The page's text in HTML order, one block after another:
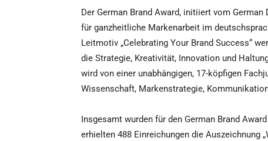
Der German Brand Award, initiiert vom
für ganzheitliche Markenarbeit im
Leitmotiv „Celebrating Your Brand Success“
die Strategie, Kreativität, Innovation und
wird von einer unabhängigen, 17-köpfigen
Wissenschaft, Markenstrategie,
Insgesamt wurden für den German Brand
erhielten 488 Einreichungen die Auszeichnung